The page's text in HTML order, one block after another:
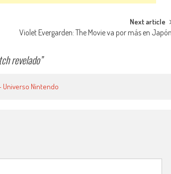
Next article
Violet Evergarden: The Movie va por más en Japón
revelado”
Universo Nintendo